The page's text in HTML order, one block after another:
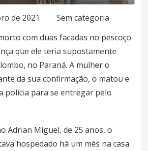
de 2021
Sem categoria
com duas facadas no pescoço
que ele teria supostamente
no Paraná. A mulher o
da sua confirmação, o matou e
polícia para se entregar pelo
Adrian Miguel, de 25 anos, o
hospedado há um mês na casa